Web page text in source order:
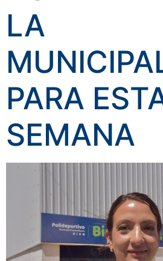
LA
PARA
SEMANA